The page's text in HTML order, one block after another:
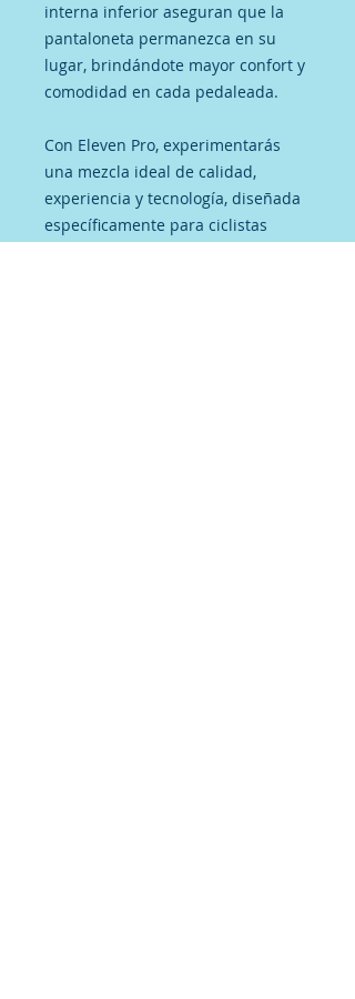
interna inferior aseguran que la
pantaloneta permanezca en su
lugar, brindándote mayor confort y
comodidad en cada pedaleada.
Con Eleven Pro, experimentarás
una mezcla ideal de calidad,
experiencia y tecnología, diseñada
específicamente para ciclistas